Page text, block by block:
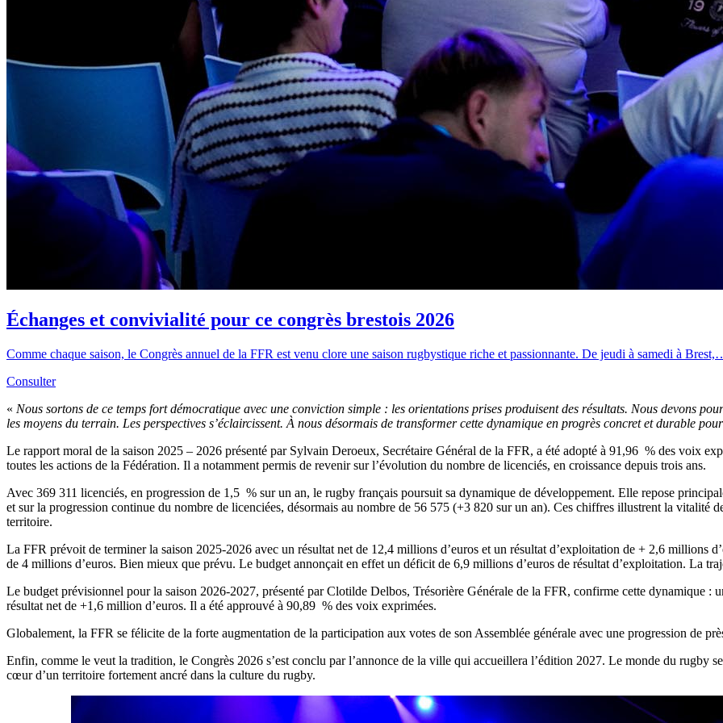
Échanges et convivialité pour ce congrès brestois 2026
Comme chaque saison, le Congrès annuel de la FFR est venu clore une saison rugbystique riche et passionnante. De jeudi à samedi à
Consulter
« Nous sortons de ce temps fort démocratique avec une conviction simple : les orientations prises produisent des résultats. Nous devons
les moyens du terrain. Les perspectives s’éclaircissent. À nous désormais de transformer cette dynamique en progrès concret et durable
Le rapport moral de la saison 2025 – 2026 présenté par Sylvain Deroeux, Secrétaire Général de la FFR, a été adopté à 91,96 % des voix
toutes les actions de la Fédération. Il a notamment permis de revenir sur l’évolution du nombre de licenciés, en croissance depuis trois ans.
Avec 369 311 licenciés, en progression de 1,5 % sur un an, le rugby français poursuit sa dynamique de développement. Elle repose
et sur la progression continue du nombre de licenciées, désormais au nombre de 56 575 (+3 820 sur un an). Ces chiffres illustrent la vitalité
territoire.
La FFR prévoit de terminer la saison 2025-2026 avec un résultat net de 12,4 millions d’euros et un résultat d’exploitation de + 2,6 millions
de 4 millions d’euros. Bien mieux que prévu. Le budget annonçait en effet un déficit de 6,9 millions d’euros de résultat d’exploitation. La
Le budget prévisionnel pour la saison 2026-2027, présenté par Clotilde Delbos, Trésorière Générale de la FFR, confirme cette dynamique :
résultat net de +1,6 million d’euros. Il a été approuvé à 90,89 % des voix exprimées.
Globalement, la FFR se félicite de la forte augmentation de la participation aux votes de son Assemblée générale avec une progression de
Enfin, comme le veut la tradition, le Congrès 2026 s’est conclu par l’annonce de la ville qui accueillera l’édition 2027. Le monde du rugby
cœur d’un territoire fortement ancré dans la culture du rugby.